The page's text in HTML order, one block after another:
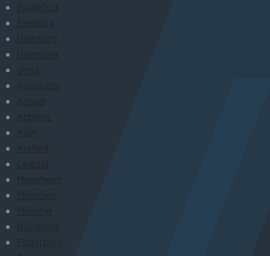
Frankfurt
Freiburg
Hamburg
Hannover
Jena
Karlsruhe
Kassel
Koblenz
Köln
Krefeld
Leipzig
Mannheim
München
Münster
Nürnberg
Paderborn